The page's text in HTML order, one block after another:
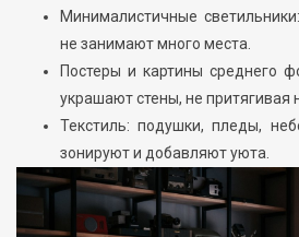
Минималистичные
не занимают много места.
Постеры и картины среднего
украшают стены, не притягивая
Текстиль: подушки, пледы,
зонируют и добавляют уюта.